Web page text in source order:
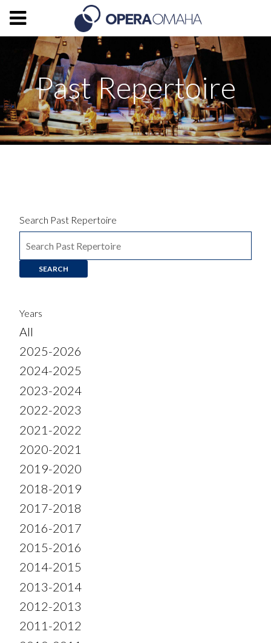
Past Repertoire
Search Past Repertoire
Years
All
2025-2026
2024-2025
2023-2024
2022-2023
2021-2022
2020-2021
2019-2020
2018-2019
2017-2018
2016-2017
2015-2016
2014-2015
2013-2014
2012-2013
2011-2012